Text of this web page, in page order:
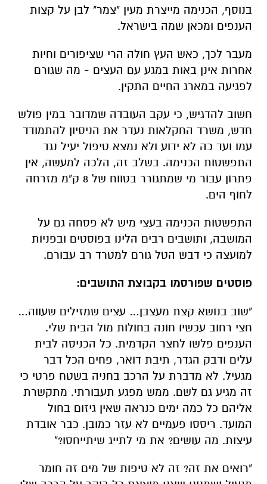
בנוסף, הכנימה מייצרת מעין "צמר" לבן על קצות
הענפים ומכאן שמה בישראל.
מעבר לכך, כאש העץ חולה הרי שציפורים וחיות
אחרות אינן באות במגע עם העצים - מה שגורם
לפגיעה במארג החיים התקין.
חשוב להדגיש, כי עקב העובדה שמדובר במין פולש
חדש, משרד החקלאות נעדר את הניסיון להתמודד
עמו ועד כה לא ידוע ולא נמצא טיפול יעיל נגד
התפשטות הכנימה. בשלב זה, הלכה למעשה, אין
פתרון עבור מי שמתגורר בטווח של 8 ק"מ מזרחה
לחוף הים.
התפשטות הכנימה בעצי מיש לא פסחה גם על
המושבה, ותושבים רבים הלינו בפוסטים ובפניות
למועצה כי דבש הטל גורם למטרד רב עבורם.
פוסטים שפורסמו בקבוצת התושבים:
"שוב בנושא קצת מעצבן… עצים שמזילים שעווה…
חצי רחוב עכשיו חונה בחולות מול הבית שלי.
הענפים פלשו לחצר הקדמית. כל הכניסה לבית
עלים ודבק הגדר, תיבת דואר, פחים הכל דבר
מגעיל. לא מדברת על הרכב בחניה בשטח פרטי כי
זה מגיע גם לשם. ממש מפגע תעבורתי. מתקשרת
אליהם כל כמה ימים כנראה שאין גיזום בחול
המועד. ריססו פעמיים לא עזר כמובן. כבר אובדת
עיצות. מה עושים? את מי לתייג שיתייחסו?"
"רואים את זה? זה לא טיפות של מים זה חומר